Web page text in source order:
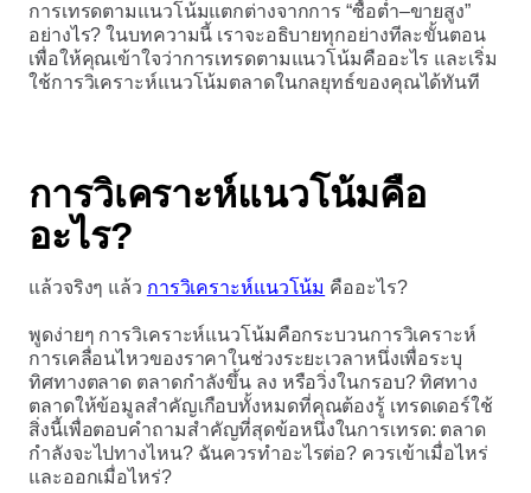
การเทรดตามแนวโน้มแตกต่างจากการ “ซื้อต่ำ–ขายสูง”
อย่างไร? ในบทความนี้ เราจะอธิบายทุกอย่างทีละขั้นตอน
เพื่อให้คุณเข้าใจว่าการเทรดตามแนวโน้มคืออะไร และเริ่ม
ใช้การวิเคราะห์แนวโน้มตลาดในกลยุทธ์ของคุณได้ทันที
การวิเคราะห์แนวโน้มคือ
อะไร?
แล้วจริงๆ แล้ว การวิเคราะห์แนวโน้ม คืออะไร?
พูดง่ายๆ การวิเคราะห์แนวโน้มคือกระบวนการวิเคราะห์
การเคลื่อนไหวของราคาในช่วงระยะเวลาหนึ่งเพื่อระบุ
ทิศทางตลาด ตลาดกำลังขึ้น ลง หรือวิ่งในกรอบ? ทิศทาง
ตลาดให้ข้อมูลสำคัญเกือบทั้งหมดที่คุณต้องรู้ เทรดเดอร์ใช้
สิ่งนี้เพื่อตอบคำถามสำคัญที่สุดข้อหนึ่งในการเทรด: ตลาด
กำลังจะไปทางไหน? ฉันควรทำอะไรต่อ? ควรเข้าเมื่อไหร่
และออกเมื่อไหร่?